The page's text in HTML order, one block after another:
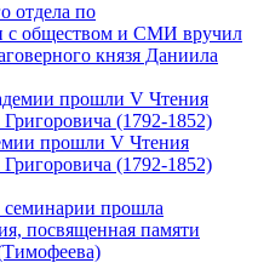
отдела по
с обществом и СМИ вручил
князя Даниила
прошли V Чтения
(1792-1852)